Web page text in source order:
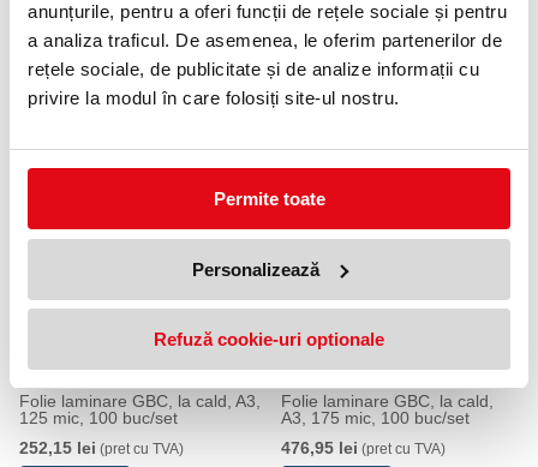
anunțurile, pentru a oferi funcții de rețele sociale și pentru
a analiza traficul. De asemenea, le oferim partenerilor de
rețele sociale, de publicitate și de analize informații cu
privire la modul în care folosiți site-ul nostru.
Permite toate
Personalizează
Refuză cookie-uri optionale
Specificații:
Format: A4 mărit
Dimensiuni: 216 x 303 mm
Grosime: 175 microni
Pachet: 100 bucăți
PRODUSE SIMILARE
Folie laminare GBC, la cald, A3,
125 mic, 100 buc/set
252,15 lei (pret cu TVA)
Folie laminare GBC, la cald,
A3, 175 mic, 100 buc/set
476,95 lei (pret cu TVA)